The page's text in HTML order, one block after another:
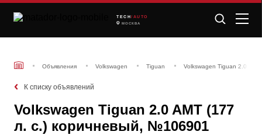
TECH /AUTO
МОСКВА
Объявления Volkswagen Tiguan Volkswagen Tiguan 2.0
К списку объявлений
Volkswagen Tiguan 2.0 AMT (177
л. с.) коричневый, №106901